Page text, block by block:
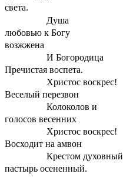
света.
Душа
любовью к Богу
возжжена
И Богородица
Пречистая воспета.
Христос воскрес!
Веселый перезвон
Колоколов и
голосов весенних
Христос воскрес!
Восходит на амвон
Крестом духовный
пастырь осененный.